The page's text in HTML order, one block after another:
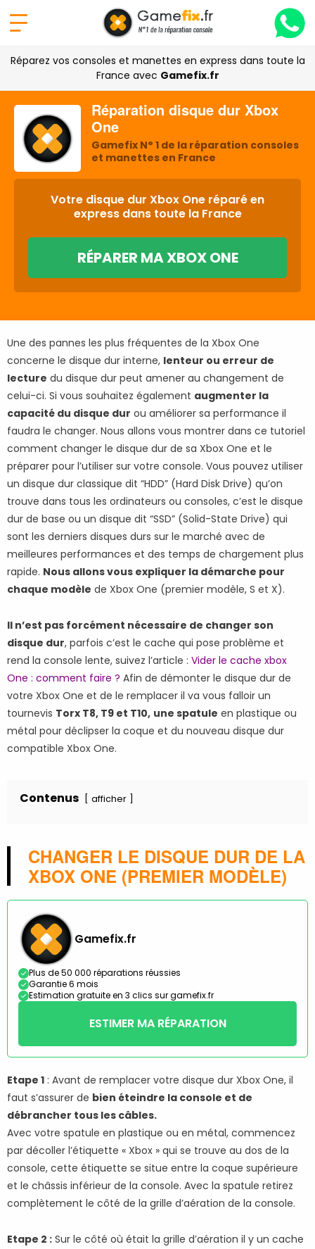
Réparez vos consoles et manettes en express dans toute la
France avec Gamefix.fr
Réparation disque dur Xbox
One
Gamefix N° 1 de la réparation consoles
et manettes en France
Votre disque dur Xbox One réparé en
express dans toute la France
RÉPARER MA XBOX ONE
Une des pannes les plus fréquentes de la Xbox One
concerne le disque dur interne, lenteur ou erreur de
lecture du disque dur peut amener au changement de
celui-ci. Si vous souhaitez également augmenter la
capacité du disque dur ou améliorer sa performance il
faudra le changer. Nous allons vous montrer dans ce tutoriel
comment changer le disque dur de sa Xbox One et le
préparer pour l’utiliser sur votre console. Vous pouvez utiliser
un disque dur classique dit “HDD” (Hard Disk Drive) qu’on
trouve dans tous les ordinateurs ou consoles, c’est le disque
dur de base ou un disque dit “SSD” (Solid-State Drive) qui
sont les derniers disques durs sur le marché avec de
meilleures performances et des temps de chargement plus
rapide. Nous allons vous expliquer la démarche pour
chaque modèle de Xbox One (premier modèle, S et X).
Il n’est pas forcément nécessaire de changer son
disque dur, parfois c’est le cache qui pose problème et
rend la console lente, suivez l’article : Vider le cache xbox
One : comment faire ? Afin de démonter le disque dur de
votre Xbox One et de le remplacer il va vous falloir un
tournevis Torx T8, T9 et T10, une spatule en plastique ou
métal pour déclipser la coque et du nouveau disque dur
compatible Xbox One.
Contenus afficher
CHANGER LE DISQUE DUR DE LA
XBOX ONE (PREMIER MODÈLE)
Gamefix.fr
Plus de 50 000 réparations réussies
Garantie 6 mois
Estimation gratuite en 3 clics sur gamefix.fr
ESTIMER MA RÉPARATION
Etape 1 : Avant de remplacer votre disque dur Xbox One, il
faut s’assurer de bien éteindre la console et de
débrancher tous les câbles.
Avec votre spatule en plastique ou en métal, commencez
par décoller l’étiquette « Xbox » qui se trouve au dos de la
console, cette étiquette se situe entre la coque supérieure
et le châssis inférieur de la console. Avec la spatule retirez
complètement le côté de la grille d’aération de la console.
Etape 2 : Sur le côté où était la grille d’aération il y un cache